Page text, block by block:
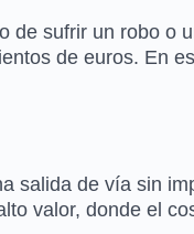
de sufrir un robo o
de euros. En
salida de vía sin
valor, donde el